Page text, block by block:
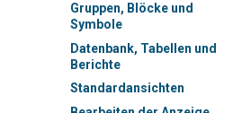
Gruppen, Blöcke und
Symbole
Datenbank, Tabellen und
Berichte
Standardansichten